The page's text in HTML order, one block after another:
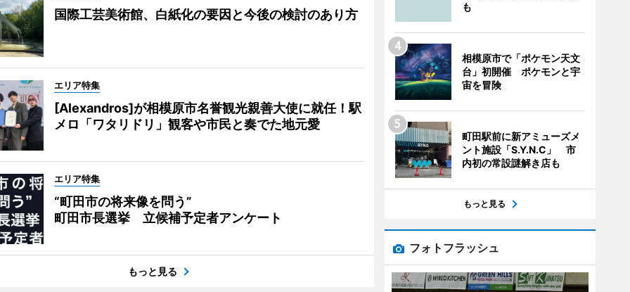
国際工芸美術館、白紙化の要因と今後の検討のあり方
エリア特集
[Alexandros]が相模原市名誉観光親善大使に就任！駅
メロ「ワタリドリ」観客や市民と奏でた地元愛
エリア特集
“町田市の将来像を問う”
町田市長選挙 立候補予定者アンケート
もっと見る
も
相模原市で「ポケモン天文
台」初開催 ポケモンと宇
宙を冒険
町田駅前に新アミューズメ
ント施設「S.Y.N.C」 市
内初の常設謎解き店も
もっと見る
フォトフラッシュ